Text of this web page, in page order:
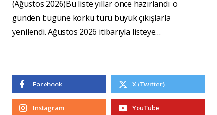
(Ağustos 2026)Bu liste yıllar önce hazırlandı; o
günden bugüne korku türü büyük çıkışlarla
yenilendi. Ağustos 2026 itibarıyla listeye…
Facebook X (Twitter)
Instagram YouTube